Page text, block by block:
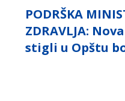
PODRŠKA
ZDRAVLJA:
stigli u Opštu